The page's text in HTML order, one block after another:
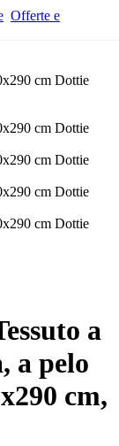
Offerte e
a
a pelo
cm,